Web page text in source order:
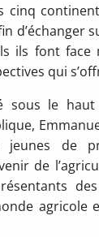
cinq
d’échanger
ils font face
qui
sous le
jeunes de
de
agricole